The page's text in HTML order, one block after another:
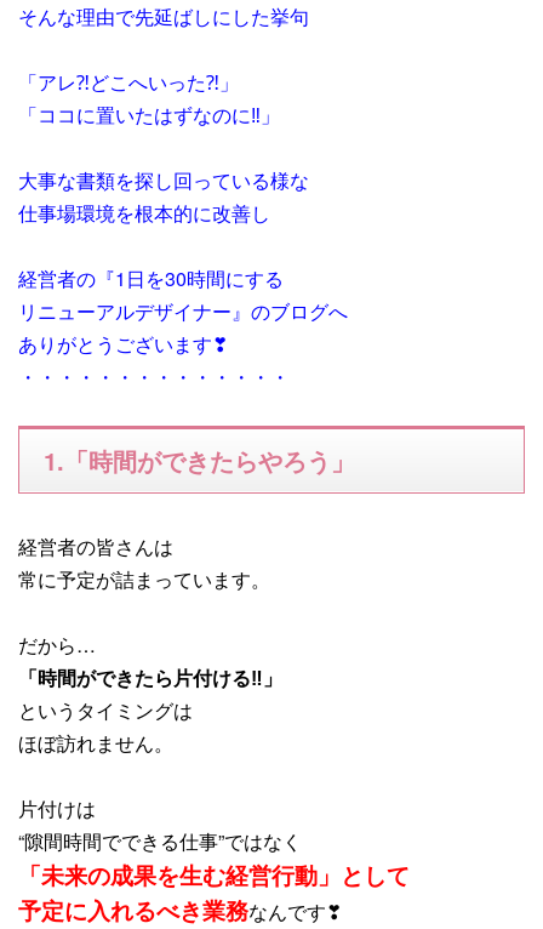
そんな理由で先延ばしにした挙句
「アレ⁈どこへいった⁈」
「ココに置いたはずなのに‼」
大事な書類を探し回っている様な
仕事場環境を根本的に改善し
経営者の『1日を30時間にする
リニューアルデザイナー』のブログへ
ありがとうございます❣
・・・・・・・・・・・・・・
1.「時間ができたらやろう」
経営者の皆さんは
常に予定が詰まっています。
だから…
「時間ができたら片付ける‼」
というタイミングは
ほぼ訪れません。
片付けは
“隙間時間でできる仕事”ではなく
「未来の成果を生む経営行動」 として
予定に入れるべき業務なんです❣